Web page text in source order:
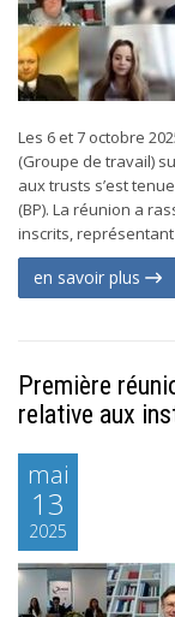
Les 6 et 7 octobre
(Groupe de travail)
aux trusts s’est
(BP). La réunion a
inscrits,
en savoir plus
Première
relative aux
mai
13
2025